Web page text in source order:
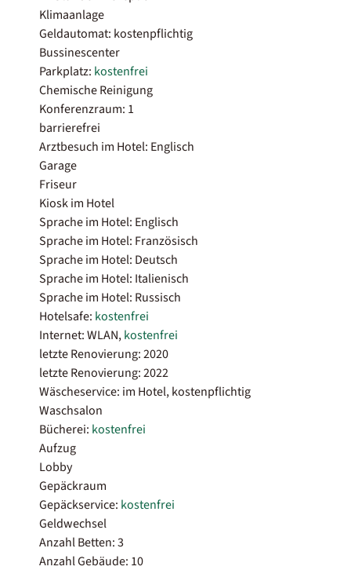
Klimaanlage
Geldautomat: kostenpflichtig
Bussinescenter
Parkplatz: kostenfrei
Chemische Reinigung
Konferenzraum: 1
barrierefrei
Arztbesuch im Hotel: Englisch
Garage
Friseur
Kiosk im Hotel
Sprache im Hotel: Englisch
Sprache im Hotel: Französisch
Sprache im Hotel: Deutsch
Sprache im Hotel: Italienisch
Sprache im Hotel: Russisch
Hotelsafe: kostenfrei
Internet: WLAN,kostenfrei
letzte Renovierung: 2020
letzte Renovierung: 2022
Wäscheservice: im Hotel, kostenpflichtig
Waschsalon
Bücherei: kostenfrei
Aufzug
Lobby
Gepäckraum
Gepäckservice: kostenfrei
Geldwechsel
Anzahl Betten: 3
Anzahl Gebäude: 10